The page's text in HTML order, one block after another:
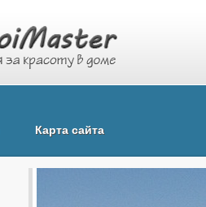
Карта сайта